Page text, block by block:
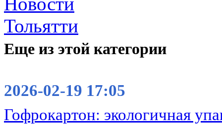
Еще из этой категории
2026-02-19 17:05
Гофрокартон: экологичная